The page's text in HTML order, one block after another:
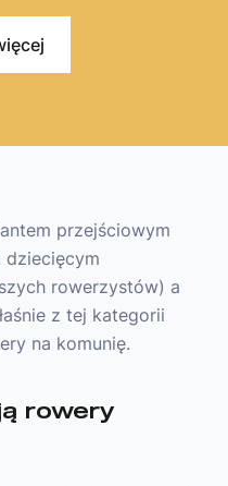
przejściowym
rowerzystów) a
z tej kategorii
na komunię.
rowery